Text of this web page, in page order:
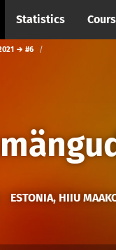
Statistics
2021 → #6
ESTONIA, HIIU